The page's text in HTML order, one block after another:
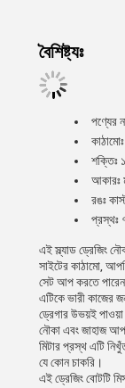
বৈশিষ্ট্যঃ
পণ্যের
শক্তিঃ
আকারঃ
রঙঃ
প্রস্থঃ
এই স্ল্যাড ড্রেজিং
সাইটের কাঠামো,
সেট আপ করতে
এটিকে ভারী কাজের
ড্রেগার উভয়ই পাওয়া
নৌকা এবং জাহাজ
মিটার প্রস্থ এটি
যে কোন চাকরি।
এই ড্রেজিং বোটটি